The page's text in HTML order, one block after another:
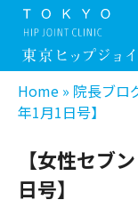
Home » 院長ブロ
年1月1日号】
【女性セブ
日号】